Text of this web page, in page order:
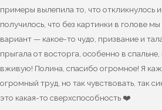
примеры вылепила то, что откликнулось
получилось, что без картинки в голове
вариант — какое-то чудо, призвание и
прыгала от восторга, особенно в спальне,
вживую! Полина, спасибо огромное! Я
огромный труд, но так чувствовать, так
это какая-то сверхспособность ❤️